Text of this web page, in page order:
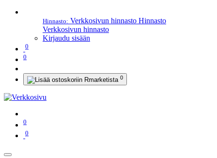
Hinnasto: Verkkosivun hinnasto Hinnasto
Verkkosivun hinnasto
Kirjaudu sisään
0
0
0
0
0